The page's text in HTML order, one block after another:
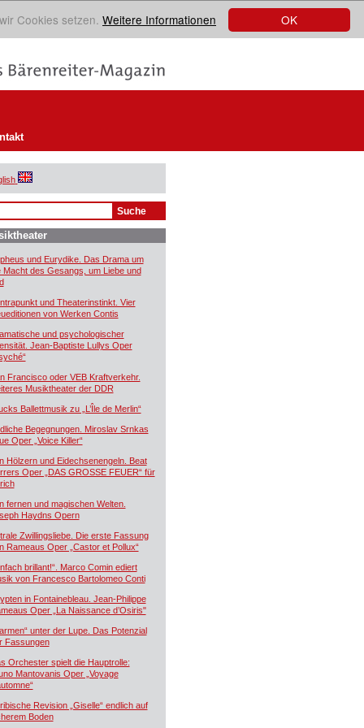
OK
Cookies setzen. Weitere Informationen
und Eurydike. Das Drama um
Macht des Gesangs, um Liebe und
und Theaterinstinkt. Vier
von Werken Contis
und psychologischer
Jean-Baptiste Lullys Oper
Francisco oder VEB Kraftverkehr.
Musiktheater der DDR
Ballettmusik zu „L’Île de Merlin“
Begegnungen. Miroslav Srnkas
Oper „Voice Killer“
Hölzern und Eidechsenengeln. Beat
Oper „DAS GROSSE FEUER“ für
fernen und magischen Welten.
Haydns Opern
Zwillingsliebe. Die erste Fassung
Rameaus Oper „Castor et Pollux“
brillant!“. Marco Comin ediert
von Francesco Bartolomeo Conti
in Fontainebleau. Jean-Philippe
Oper „La Naissance d’Osiris"
unter der Lupe. Das Potenzial
Fassungen
Orchester spielt die Hauptrolle:
Mantovanis Oper „Voyage
Revision „Giselle“ endlich auf
Boden